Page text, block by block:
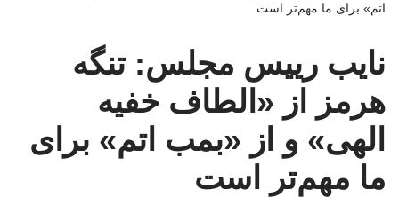
اتم» برای ما مهم‌تر است
نایب رییس مجلس: تنگه
هرمز از «الطاف خفیه
الهی» و از «بمب اتم» برای
ما مهم‌تر است